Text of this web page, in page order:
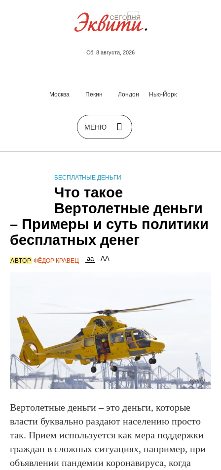
Сб, 8 августа, 2026
Москва Пекин Лондон Нью-Йорк
БЕСПЛАТНЫЕ ДЕНЬГИ
Что такое
Вертолетные деньги
– Примеры и суть политики
бесплатных денег
АВТОР ФЁДОР КРАВЕЦ
Вертолетные деньги – это деньги, которые
власти буквально раздают населению просто
так. Прием используется как мера поддержки
граждан в сложных ситуациях, например, при
объявлении пандемии коронавируса, когда